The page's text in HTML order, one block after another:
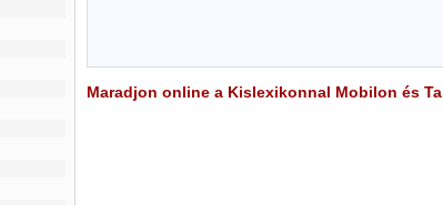
Maradjon online a Kislexikonnal Mobilon és